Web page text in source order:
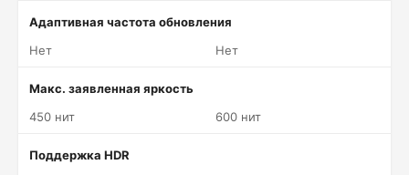
Адаптивная частота обновления
Нет
Нет
Макс. заявленная яркость
450 нит
600 нит
Поддержка HDR